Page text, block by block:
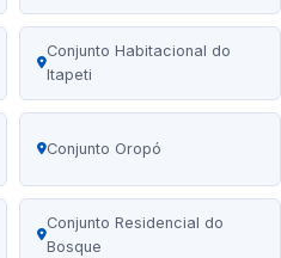
Conjunto Habitacional do
Itapeti
Conjunto Oropó
Conjunto Residencial do
Bosque